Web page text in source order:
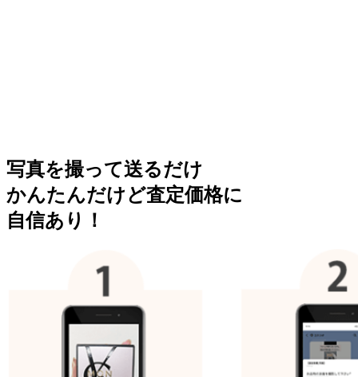
写真を撮って送るだけ
かんたんだけど査定価格に
自信あり！